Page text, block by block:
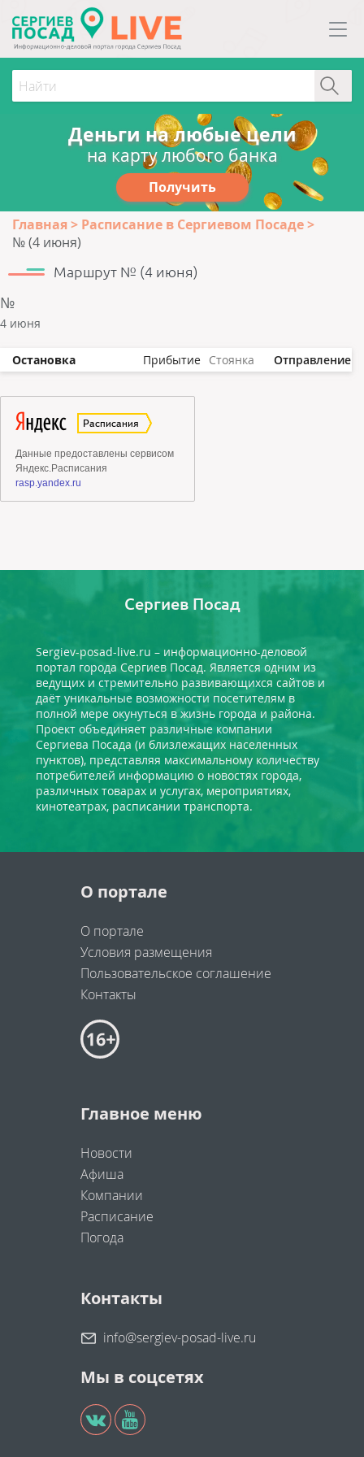
Деньги на любые цели
на карту любого банка
Получить
Главная
Расписание в Сергиевом Посаде
№ (4 июня)
Маршрут № (4 июня)
№
4 июня
Остановка Прибытие Стоянка Отправление
Сергиев Посад
Sergiev-posad-live.ru – информационно-деловой
портал города Сергиев Посад. Является одним из
ведущих и стремительно развивающихся сайтов и
даёт уникальные возможности посетителям в
полной мере окунуться в жизнь города и района.
Проект объединяет различные компании
Сергиева Посада (и близлежащих населенных
пунктов), представляя максимальному количеству
потребителей информацию о новостях города,
различных товарах и услугах, мероприятиях,
кинотеатрах, расписании транспорта.
О портале
О портале
Условия размещения
Пользовательское соглашение
Контакты
Главное меню
Новости
Афиша
Компании
Расписание
Погода
Контакты
info@sergiev-posad-live.ru
Мы в соцсетях